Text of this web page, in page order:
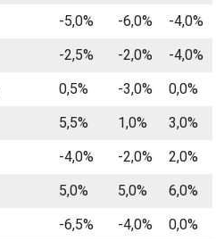
-5,0% -6,0%
-4,0%
-2,5% -2,0%
-4,0%
0,5% -3,0%
0,0%
5,5% 1,0%
3,0%
-4,0% -2,0%
2,0%
5,0% 5,0%
6,0%
-6,5% -4,0%
0,0%